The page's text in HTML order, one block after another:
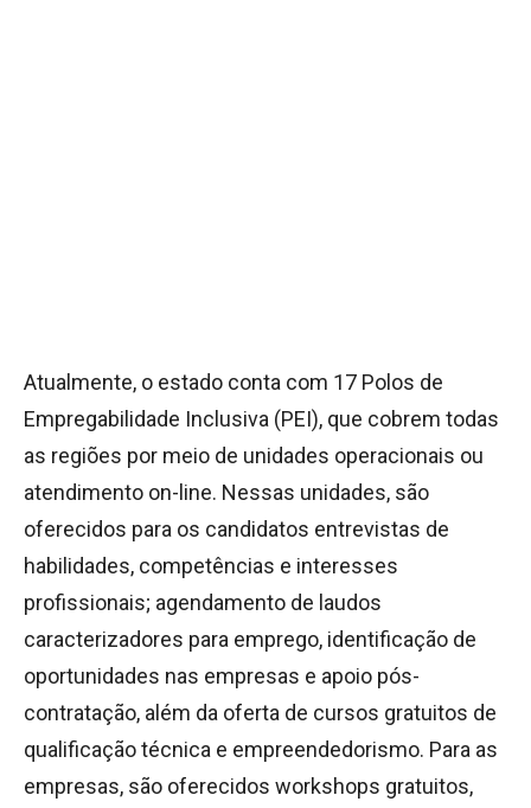
Atualmente, o estado conta com 17 Polos de
Empregabilidade Inclusiva (PEI), que cobrem todas
as regiões por meio de unidades operacionais ou
atendimento on-line. Nessas unidades, são
oferecidos para os candidatos entrevistas de
habilidades, competências e interesses
profissionais; agendamento de laudos
caracterizadores para emprego, identificação de
oportunidades nas empresas e apoio pós-
contratação, além da oferta de cursos gratuitos de
qualificação técnica e empreendedorismo. Para as
empresas, são oferecidos workshops gratuitos,